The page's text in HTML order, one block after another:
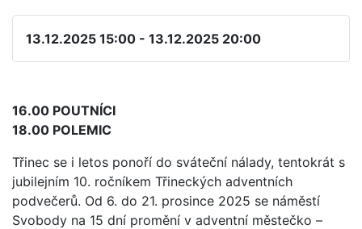
13.12.2025 15:00 - 13.12.2025 20:00
16.00 POUTNÍCI
18.00 POLEMIC
Třinec se i letos ponoří do sváteční nálady, tentokrát s
jubilejním 10. ročníkem Třineckých adventních
podvečerů. Od 6. do 21. prosince 2025 se náměstí
Svobody na 15 dní promění v adventní městečko –